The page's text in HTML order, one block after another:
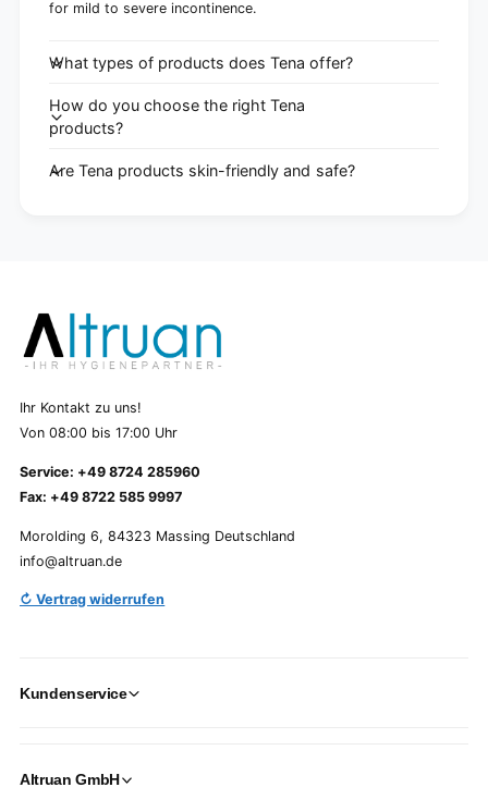
for mild to severe incontinence.
What types of products does Tena offer?
How do you choose the right Tena
products?
Are Tena products skin-friendly and safe?
Ihr Kontakt zu uns!
Von 08:00 bis 17:00 Uhr
Service: +49 8724 285960
Fax: +49 8722 585 9997
Morolding 6, 84323 Massing Deutschland
info@altruan.de
↻ Vertrag widerrufen
Kundenservice
Altruan GmbH